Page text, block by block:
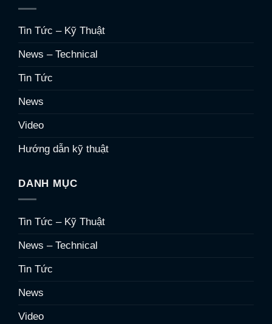
Tin Tức – Kỹ Thuật
News – Technical
Tin Tức
News
Video
Hướng dẫn kỹ thuật
DANH MỤC
Tin Tức – Kỹ Thuật
News – Technical
Tin Tức
News
Video